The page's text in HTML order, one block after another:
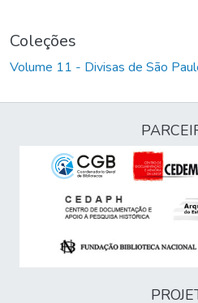
Coleções
Volume 11 - Divisas de São